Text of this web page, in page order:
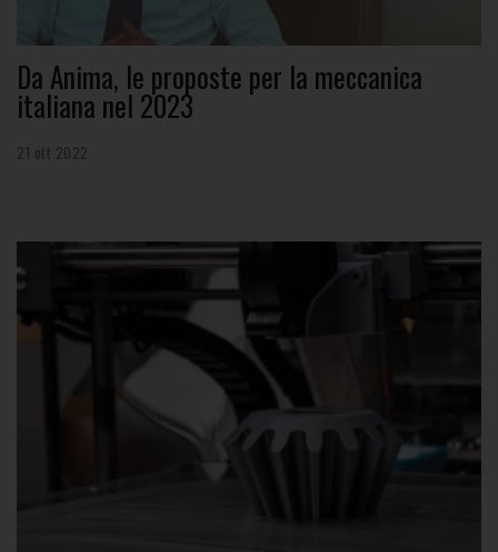
Da Anima, le proposte per la meccanica
italiana nel 2023
21 ott 2022